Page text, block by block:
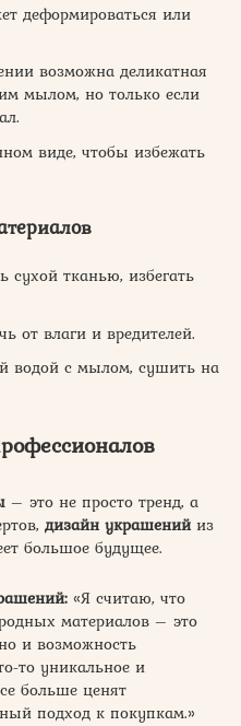
деформироваться или
возможна деликатная
мылом, но только если
виде, чтобы избежать
сухой тканью, избегать
от влаги и вредителей.
водой с мылом, сушить на
– это не просто тренд, а
дизайн украшенийиз
большое будущее.
«Я считаю, что
материалов – это
и возможность
то уникальное и
больше ценят
подход к покупкам.»